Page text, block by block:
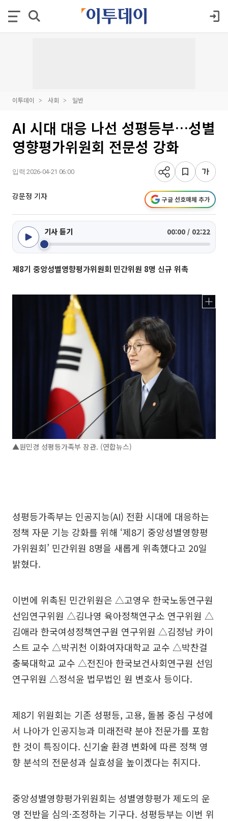
이투데이 사회 일반
AI 시대 대응 나선 성평등부…성별
영향평가위원회 전문성 강화
입력 2026-04-21 06:00
강문정 기자 구글 선호매체 추가
기사 듣기 00:00 / 02:22
제8기 중앙성별영향평가위원회 민간위원 8명 신규 위촉
▲원민경 성평등가족부 장관. (연합뉴스)
성평등가족부는 인공지능(AI) 전환 시대에 대응하는
정책 자문 기능 강화를 위해 ‘제8기 중앙성별영향평
가위원회’ 민간위원 8명을 새롭게 위촉했다고 20일
밝혔다.
이번에 위촉된 민간위원은 △고영우 한국노동연구원
선임연구위원 △김나영 육아정책연구소 연구위원 △
김애라 한국여성정책연구원 연구위원 △김정남 카이
스트 교수 △박귀천 이화여자대학교 교수 △박찬걸
충북대학교 교수 △전진아 한국보건사회연구원 선임
연구위원 △정석윤 법무법인 원 변호사 등이다.
제8기 위원회는 기존 성평등, 고용, 돌봄 중심 구성에
서 나아가 인공지능과 미래전략 분야 전문가를 포함
한 것이 특징이다. 신기술 환경 변화에 따른 정책 영
향 분석의 전문성과 실효성을 높이겠다는 취지다.
중앙성별영향평가위원회는 성별영향평가 제도의 운
영 전반을 심의·조정하는 기구다. 성평등부는 이번 위